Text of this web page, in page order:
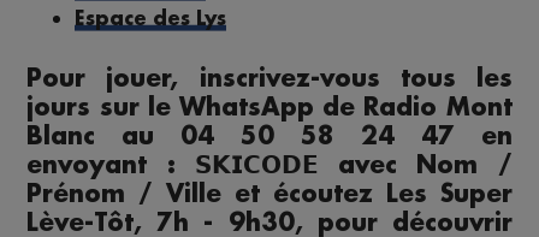
Espace des Lys
Pour jouer, inscrivez-vous tous les
jours sur le WhatsApp de Radio Mont
Blanc au 04 50 58 24 47 en
envoyant : 𝗦𝗞𝗜𝗖𝗢𝗗𝗘 avec Nom /
Prénom / Ville et écoutez Les Super
Lève-Tôt, 7h - 9h30, pour découvrir